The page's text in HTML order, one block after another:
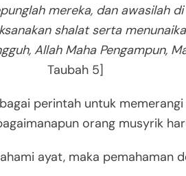
mereka, dan awasilah
shalat serta
Allah Maha Pengampun,
Taubah 5]
perintah untuk
orang musyrik
ayat, maka pemahaman